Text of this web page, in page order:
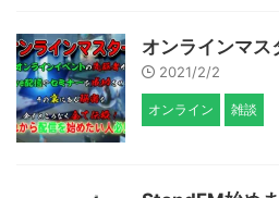
オンラインマス
2021/2/2
オンライン 雑談